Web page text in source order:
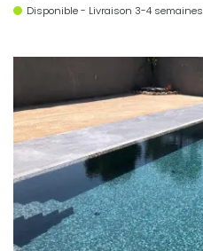
Disponible - Livraison 3-4 semaines